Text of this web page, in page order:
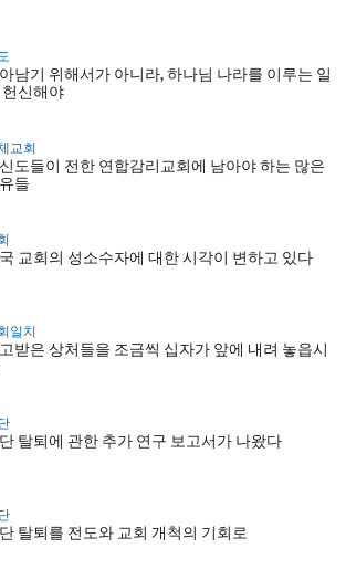
남기 위해서가 아니라, 하나님 나라를 이루는 일
신해야
교회
도들이 전한 연합감리교회에 남아야 하는 많은
들
교회의 성소수자에 대한 시각이 변하고 있다
일치
받은 상처들을 조금씩 십자가 앞에 내려 놓읍시
탈퇴에 관한 추가 연구 보고서가 나왔다
탈퇴를 전도와 교회 개척의 기회로